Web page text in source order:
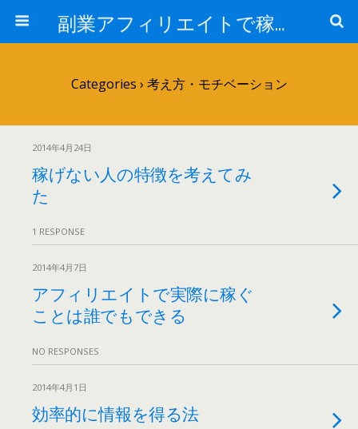
副業アフィリエイトで稼ぐ情報ブログ
Categories › 考え方・モチベーション
2014年4月24日
稼げない人の特徴を考えてみ
た
1 RESPONSE
2014年4月7日
アフィリエイトで実際に稼ぐ
ことは誰でもできる
NO RESPONSES
2014年4月1日
効率的に情報を得る法